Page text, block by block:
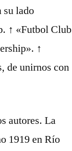
su lado
↑ «Futbol Club
↑
de unirnos con
autores. La
1919 en Río